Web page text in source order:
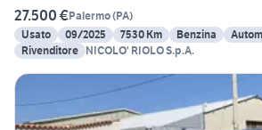
27.500 €Palermo(PA)
Usato
09/2025 7530 Km Benzina
Rivenditore NICOLO' RIOLO S.p.A.